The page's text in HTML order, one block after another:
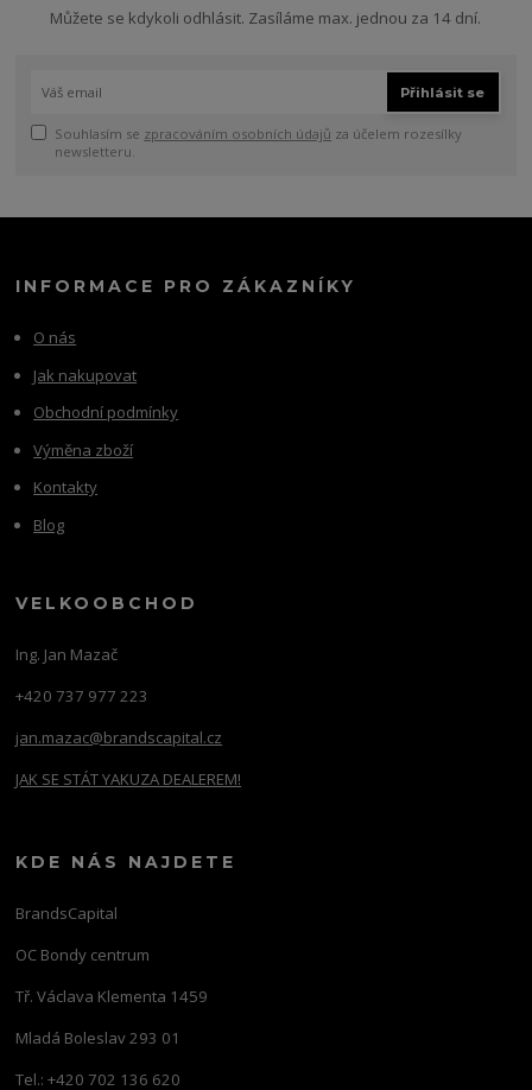
Můžete se kdykoli odhlásit. Zasíláme max. jednou za 14 dní.
Přihlásit se
Souhlasím se zpracováním osobních údajů za účelem rozesílky
newsletteru.
INFORMACE PRO ZÁKAZNÍKY
O nás
Jak nakupovat
Obchodní podmínky
Výměna zboží
Kontakty
Blog
VELKOOBCHOD
Ing. Jan Mazač
+420 737 977 223
jan.mazac@brandscapital.cz
JAK SE STÁT YAKUZA DEALEREM!
KDE NÁS NAJDETE
BrandsCapital
OC Bondy centrum
Tř. Václava Klementa 1459
Mladá Boleslav 293 01
Tel.: +420 702 136 620